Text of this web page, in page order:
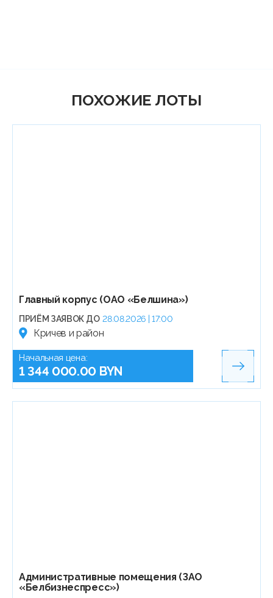
ПОХОЖИЕ ЛОТЫ
Главный корпус (ОАО «Белшина»)
ПРИЁМ ЗАЯВОК ДО 28.08.2026 | 17:00
Кричев и район
Начальная цена:
1 344 000.00 BYN
Административные помещения (ЗАО
«Белбизнеспресс»)